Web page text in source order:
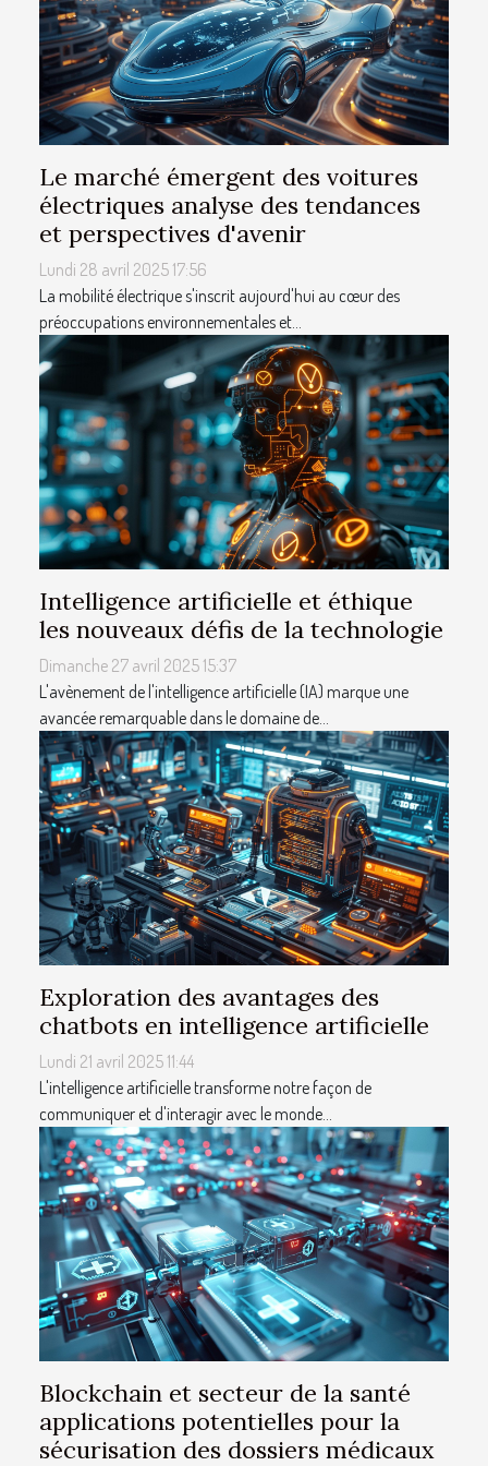
Le marché émergent des voitures
électriques analyse des tendances
et perspectives d'avenir
Lundi 28 avril 2025 17:56
La mobilité électrique s'inscrit aujourd'hui au cœur des
préoccupations environnementales et...
Intelligence artificielle et éthique
les nouveaux défis de la technologie
Dimanche 27 avril 2025 15:37
L'avènement de l'intelligence artificielle (IA) marque une
avancée remarquable dans le domaine de...
Exploration des avantages des
chatbots en intelligence artificielle
Lundi 21 avril 2025 11:44
L'intelligence artificielle transforme notre façon de
communiquer et d'interagir avec le monde...
Blockchain et secteur de la santé
applications potentielles pour la
sécurisation des dossiers médicaux